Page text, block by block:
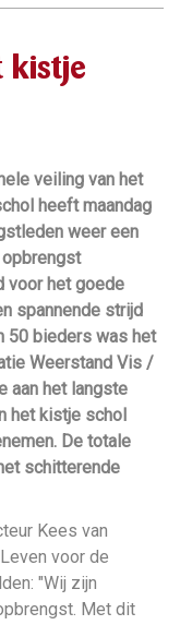
kistje
veiling van het
heeft maandag
weer een
voor het goede
spannende strijd
50 bieders was het
Weerstand Vis /
aan het langste
het kistje schol
De totale
schitterende
Kees van
voor de
"Wij zijn
Met dit